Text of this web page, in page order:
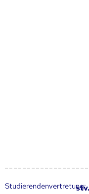
Studierendenvertretung: